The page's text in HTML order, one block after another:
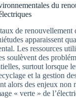
du
de renouvellement
apparaissent
Les ressources
soulèvent des
surtout lorsque
et la gestion
alors des enjeux non
« verte » de